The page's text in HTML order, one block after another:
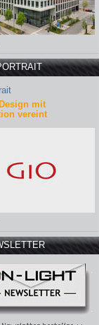
mit
vereint